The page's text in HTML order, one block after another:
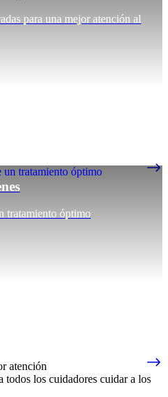
para una mejor atención al
tratamiento óptimo
atención